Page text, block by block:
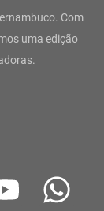
Com
uma edição
Y
W